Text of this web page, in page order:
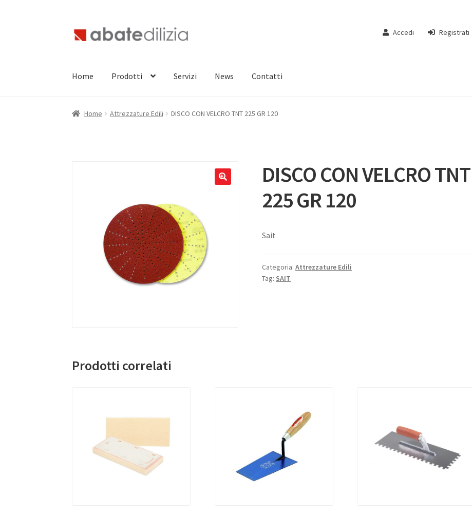
Vai
alla
Vai
al
Accedi Registrati
Home Prodotti Servizi News Contatti
Home Attrezzature Edili DISCO CON VELCRO TNT 225 GR 120
DISCO CON VELCRO TNT
225 GR 120
Sait
Categoria:Attrezzature Edili
Tag: SAIT
Prodotti correlati